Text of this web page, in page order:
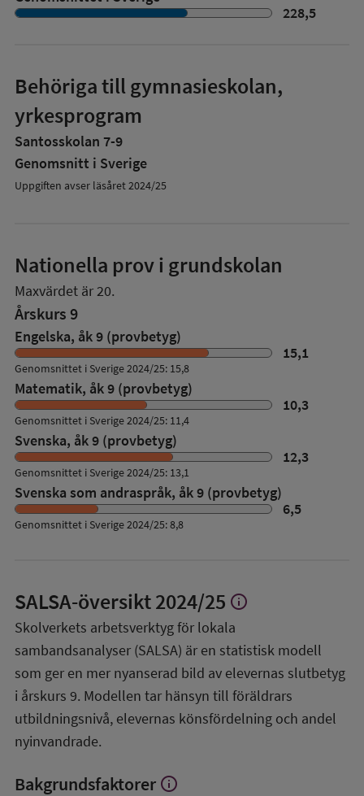
228,5
Behöriga till gymnasieskolan,
yrkesprogram
Santosskolan 7-9
Genomsnitt i Sverige
Uppgiften avser läsåret 2024/25
Nationella prov i grundskolan
Maxvärdet är 20.
Årskurs 9
Engelska, åk 9 (provbetyg)
15,1
Genomsnittet i Sverige 2024/25: 15,8
Matematik, åk 9 (provbetyg)
10,3
Genomsnittet i Sverige 2024/25: 11,4
Svenska, åk 9 (provbetyg)
12,3
Genomsnittet i Sverige 2024/25: 13,1
Svenska som andraspråk, åk 9 (provbetyg)
6,5
Genomsnittet i Sverige 2024/25: 8,8
SALSA-översikt2024/25 Visa
om
SALSA-
översikt
info
Skolverkets arbetsverktyg för lokala
sambandsanalyser (SALSA) är en statistisk modell
som ger en mer nyanserad bild av elevernas slutbetyg
i årskurs 9. Modellen tar hänsyn till föräldrars
utbildningsnivå, elevernas könsfördelning och andel
nyinvandrade.
Bakgrundsfaktorer Visa
info